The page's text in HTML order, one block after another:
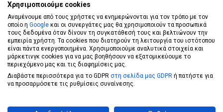
ΕΓΓΡΑΦΗ ΣΤΟ NEWSLETTER
Αποδέχομαι τουςΌρους Χρήσης
Powered byeShopKeyDesigned byKoolmetrix
Χρησιμοποιούμε cookies
Αναμένουμε από τους χρήστες να ενημερώνονται για τον τρόπο με τον
οποίο η Google και οι συνεργάτες μας θα χρησιμοποιούν τα προσωπικά
τους δεδομένα όταν δίνουν τη συγκατάθεσή τους και βελτιώνουν την
εμπειρία χρήστη. Τα cookies που διατηρούν τη λειτουργία του ιστότοπου
είναι πάντα ενεργοποιημένα. Χρησιμοποιούμε αναλυτικά στοιχεία και
μάρκετινγκ cookies για να μας βοηθήσουν να εξατομικεύουμε το
περιεχόμενο μας και τις διαφημίσεις μας.
Διαβάστε περισσότερα για το GDPR στη σελίδα μας GDPR ή πατήστε για
να προσαρμόσετε τις ρυθμίσεις συναίνεσης.